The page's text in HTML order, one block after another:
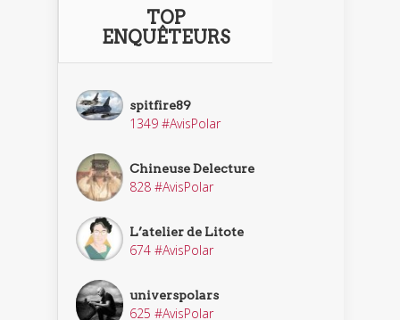
TOP
ENQUÊTEURS
spitfire89
1349 #AvisPolar
Chineuse Delecture
828 #AvisPolar
L’atelier de Litote
674 #AvisPolar
universpolars
625 #AvisPolar